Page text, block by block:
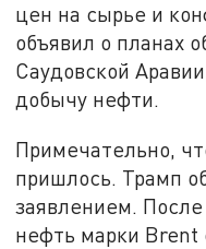
цен на сырье и
объявил о планах
Саудовской
добычу нефти.
Примечательно,
пришлось. Трамп
заявлением.
нефть марки Brent